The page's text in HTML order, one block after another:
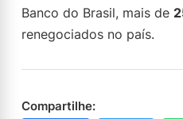
Banco do Brasil, mais de
renegociados no país.
Compartilhe: